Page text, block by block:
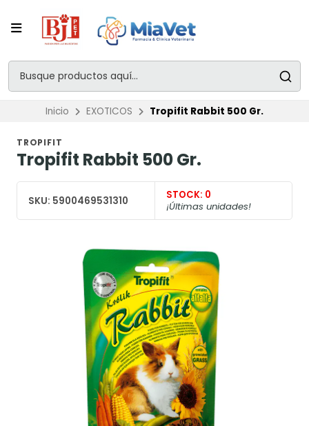
Inicio EXOTICOS Tropifit Rabbit 500 Gr.
TROPIFIT
Tropifit Rabbit 500 Gr.
SKU: 5900469531310 STOCK: 0
¡Últimas unidades!